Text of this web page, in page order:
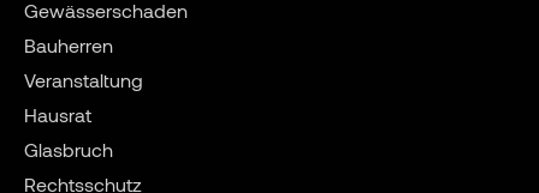
Gewässerschaden
Bauherren
Veranstaltung
Hausrat
Glasbruch
Rechtsschutz